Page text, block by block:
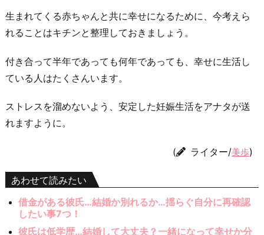
生まれてくる赤ちゃんと共に幸せになるために、今考えら
れることはキチンと整理しておきましょう。
付き合って半年であっても何年であっても、幸せに生活し
ている人はたくさんいます。
ストレスを溜めないよう、安定した妊娠生活をアナタが送
れますように。
( ライター/美歩)
あわせて読みたい
借金がある彼氏…結婚か別れるか…揺らぐ自分に再確認
したい事7つ！
彼氏は低学歴…結婚して大丈夫？一緒になって幸せか分